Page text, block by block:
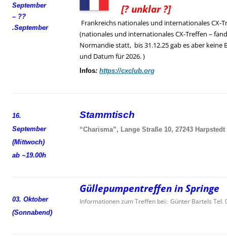
September
– ??
.September
[? unklar ?]
Frankreichs nationales und internationales CX-
(nationales und internationales CX-Treffen –
Normandie statt, bis 31.12.25 gab es aber keine
und Datum für 2026. )
Infos: https://cxclub.org
16.
September
(Mittwoch)
ab ~19.00h
Stammtisch
“Charisma”, Lange Straße 10, 27243 Harpstedt
03. Oktober
(Sonnabend)
Güllepumpentreffen in Springe
Informationen zum Treffen bei: Günter Bartels Tel.